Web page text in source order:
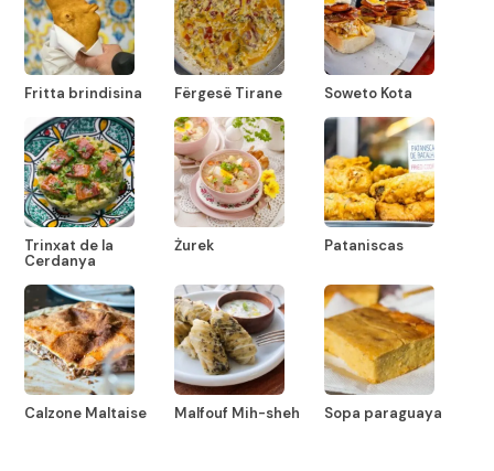
Fritta brindisina Fërgesë Tirane Soweto Kota
Trinxat de la
Cerdanya
Żurek Pataniscas
Calzone Maltaise Malfouf Mih-sheh Sopa paraguaya